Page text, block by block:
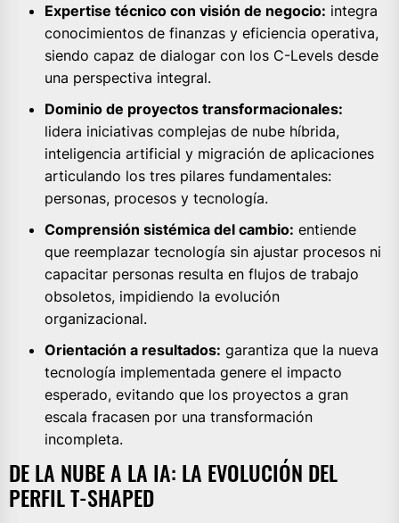
Expertise técnico con visión de negocio: integra
conocimientos de finanzas y eficiencia operativa,
siendo capaz de dialogar con los C-Levels desde
una perspectiva integral.
Dominio de proyectos transformacionales:
lidera iniciativas complejas de nube híbrida,
inteligencia artificial y migración de aplicaciones
articulando los tres pilares fundamentales:
personas, procesos y tecnología.
Comprensión sistémica del cambio: entiende
que reemplazar tecnología sin ajustar procesos ni
capacitar personas resulta en flujos de trabajo
obsoletos, impidiendo la evolución
organizacional.
Orientación a resultados: garantiza que la nueva
tecnología implementada genere el impacto
esperado, evitando que los proyectos a gran
escala fracasen por una transformación
incompleta.
DE LA NUBE A LA IA: LA EVOLUCIÓN DEL
PERFIL T-SHAPED